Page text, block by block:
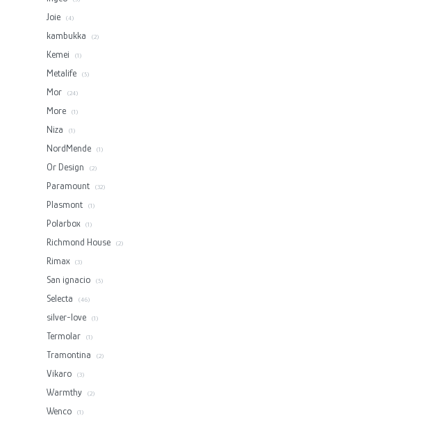
Joie (4)
kambukka (2)
Kemei (1)
Metalife (5)
Mor (24)
More (1)
Niza (1)
NordMende (1)
Or Design (2)
Paramount (32)
Plasmont (1)
Polarbox (1)
Richmond House (2)
Rimax (3)
San ignacio (5)
Selecta (46)
silver-love (1)
Termolar (1)
Tramontina (2)
Vikaro (3)
Warmthy (2)
Wenco (1)